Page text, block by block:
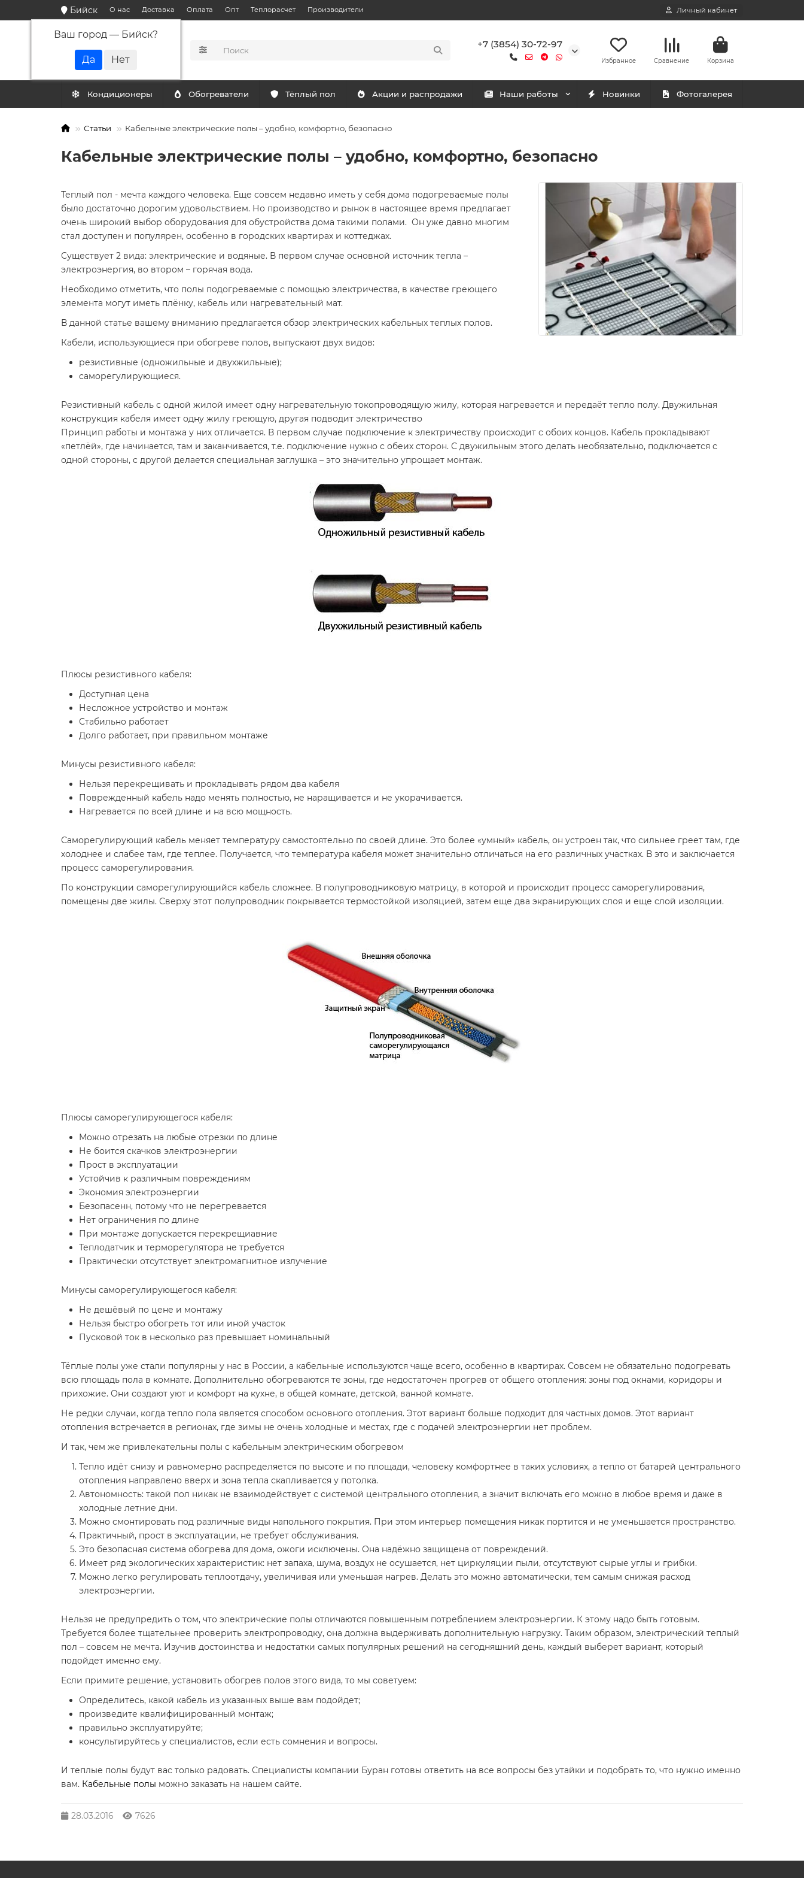
Бийск
Ваш город — Бийск?
О нас Доставка Оплата Опт Теплорасчет Производители Личный кабинет
+7 (3854) 30-72-97
Избранное Сравнение Корзина
Кондиционеры Обогреватели Тёплый пол Акции и распродажи Наши работы Новинки Фотогалерея
Статьи Кабельные электрические полы – удобно, комфортно, безопасно
Кабельные электрические полы – удобно, комфортно, безопасно
Теплый пол - мечта каждого человека. Еще совсем недавно иметь у себя дома подогреваемые полы
было достаточно дорогим удовольствием. Но производство и рынок в настоящее время предлагает
очень широкий выбор оборудования для обустройства дома такими полами. Он уже давно многим
стал доступен и популярен, особенно в городских квартирах и коттеджах.
Существует 2 вида: электрические и водяные. В первом случае основной источник тепла –
электроэнергия, во втором – горячая вода.
Необходимо отметить, что полы подогреваемые с помощью электричества, в качестве греющего
элемента могут иметь плёнку, кабель или нагревательный мат.
В данной статье вашему вниманию предлагается обзор электрических кабельных теплых полов.
Кабели, использующиеся при обогреве полов, выпускают двух видов:
резистивные (одножильные и двухжильные);
саморегулирующиеся.
Резистивный кабель с одной жилой имеет одну нагревательную токопроводящую жилу, которая нагревается и передаёт тепло полу. Двужильная
конструкция кабеля имеет одну жилу греющую, другая подводит электричество
Принцип работы и монтажа у них отличается. В первом случае подключение к электричеству происходит с обоих концов. Кабель прокладывают
«петлёй», где начинается, там и заканчивается, т.е. подключение нужно с обеих сторон. С двужильным этого делать необязательно, подключается с
одной стороны, с другой делается специальная заглушка – это значительно упрощает монтаж.
Плюсы резистивного кабеля:
Доступная цена
Несложное устройство и монтаж
Стабильно работает
Долго работает, при правильном монтаже
Минусы резистивного кабеля:
Нельзя перекрещивать и прокладывать рядом два кабеля
Поврежденный кабель надо менять полностью, не наращивается и не укорачивается.
Нагревается по всей длине и на всю мощность.
Саморегулирующий кабель меняет температуру самостоятельно по своей длине. Это более «умный» кабель, он устроен так, что сильнее греет там, где
холоднее и слабее там, где теплее. Получается, что температура кабеля может значительно отличаться на его различных участках. В это и заключается
процесс саморегулирования.
По конструкции саморегулирующийся кабель сложнее. В полупроводниковую матрицу, в которой и происходит процесс саморегулирования,
помещены две жилы. Сверху этот полупроводник покрывается термостойкой изоляцией, затем еще два экранирующих слоя и еще слой изоляции.
Плюсы саморегулирующегося кабеля:
Можно отрезать на любые отрезки по длине
Не боится скачков электроэнергии
Прост в эксплуатации
Устойчив к различным повреждениям
Экономия электроэнергии
Безопасенн, потому что не перегревается
Нет ограничения по длине
При монтаже допускается перекрещиавние
Теплодатчик и терморегулятора не требуется
Практически отсутствует электромагнитное излучение
Минусы саморегулирующегося кабеля:
Не дешёвый по цене и монтажу
Нельзя быстро обогреть тот или иной участок
Пусковой ток в несколько раз превышает номинальный
Тёплые полы уже стали популярны у нас в России, а кабельные используются чаще всего, особенно в квартирах. Совсем не обязательно подогревать
всю площадь пола в комнате. Дополнительно обогреваются те зоны, где недостаточен прогрев от общего отопления: зоны под окнами, коридоры и
прихожие. Они создают уют и комфорт на кухне, в общей комнате, детской, ванной комнате.
Не редки случаи, когда тепло пола является способом основного отопления. Этот вариант больше подходит для частных домов. Этот вариант
отопления встречается в регионах, где зимы не очень холодные и местах, где с подачей электроэнергии нет проблем.
И так, чем же привлекательны полы с кабельным электрическим обогревом
Тепло идёт снизу и равномерно распределяется по высоте и по площади, человеку комфортнее в таких условиях, а тепло от батарей центрального
отопления направлено вверх и зона тепла скапливается у потолка.
Автономность: такой пол никак не взаимодействует с системой центрального отопления, а значит включать его можно в любое время и даже в
холодные летние дни.
Можно смонтировать под различные виды напольного покрытия. При этом интерьер помещения никак портится и не уменьшается пространство.
Практичный, прост в эксплуатации, не требует обслуживания.
Это безопасная система обогрева для дома, ожоги исключены. Она надёжно защищена от повреждений.
Имеет ряд экологических характеристик: нет запаха, шума, воздух не осушается, нет циркуляции пыли, отсутствуют сырые углы и грибки.
Можно легко регулировать теплоотдачу, увеличивая или уменьшая нагрев. Делать это можно автоматически, тем самым снижая расход
электроэнергии.
Нельзя не предупредить о том, что электрические полы отличаются повышенным потреблением электроэнергии. К этому надо быть готовым.
Требуется более тщательнее проверить электропроводку, она должна выдерживать дополнительную нагрузку. Таким образом, электрический теплый
пол – совсем не мечта. Изучив достоинства и недостатки самых популярных решений на сегодняшний день, каждый выберет вариант, который
подойдет именно ему.
Если примите решение, установить обогрев полов этого вида, то мы советуем:
Определитесь, какой кабель из указанных выше вам подойдет;
произведите квалифицированный монтаж;
правильно эксплуатируйте;
консультируйтесь у специалистов, если есть сомнения и вопросы.
И теплые полы будут вас только радовать. Специалисты компании Буран готовы ответить на все вопросы без утайки и подобрать то, что нужно именно
вам. Кабельные полы можно заказать на нашем сайте.
28.03.2016 7626